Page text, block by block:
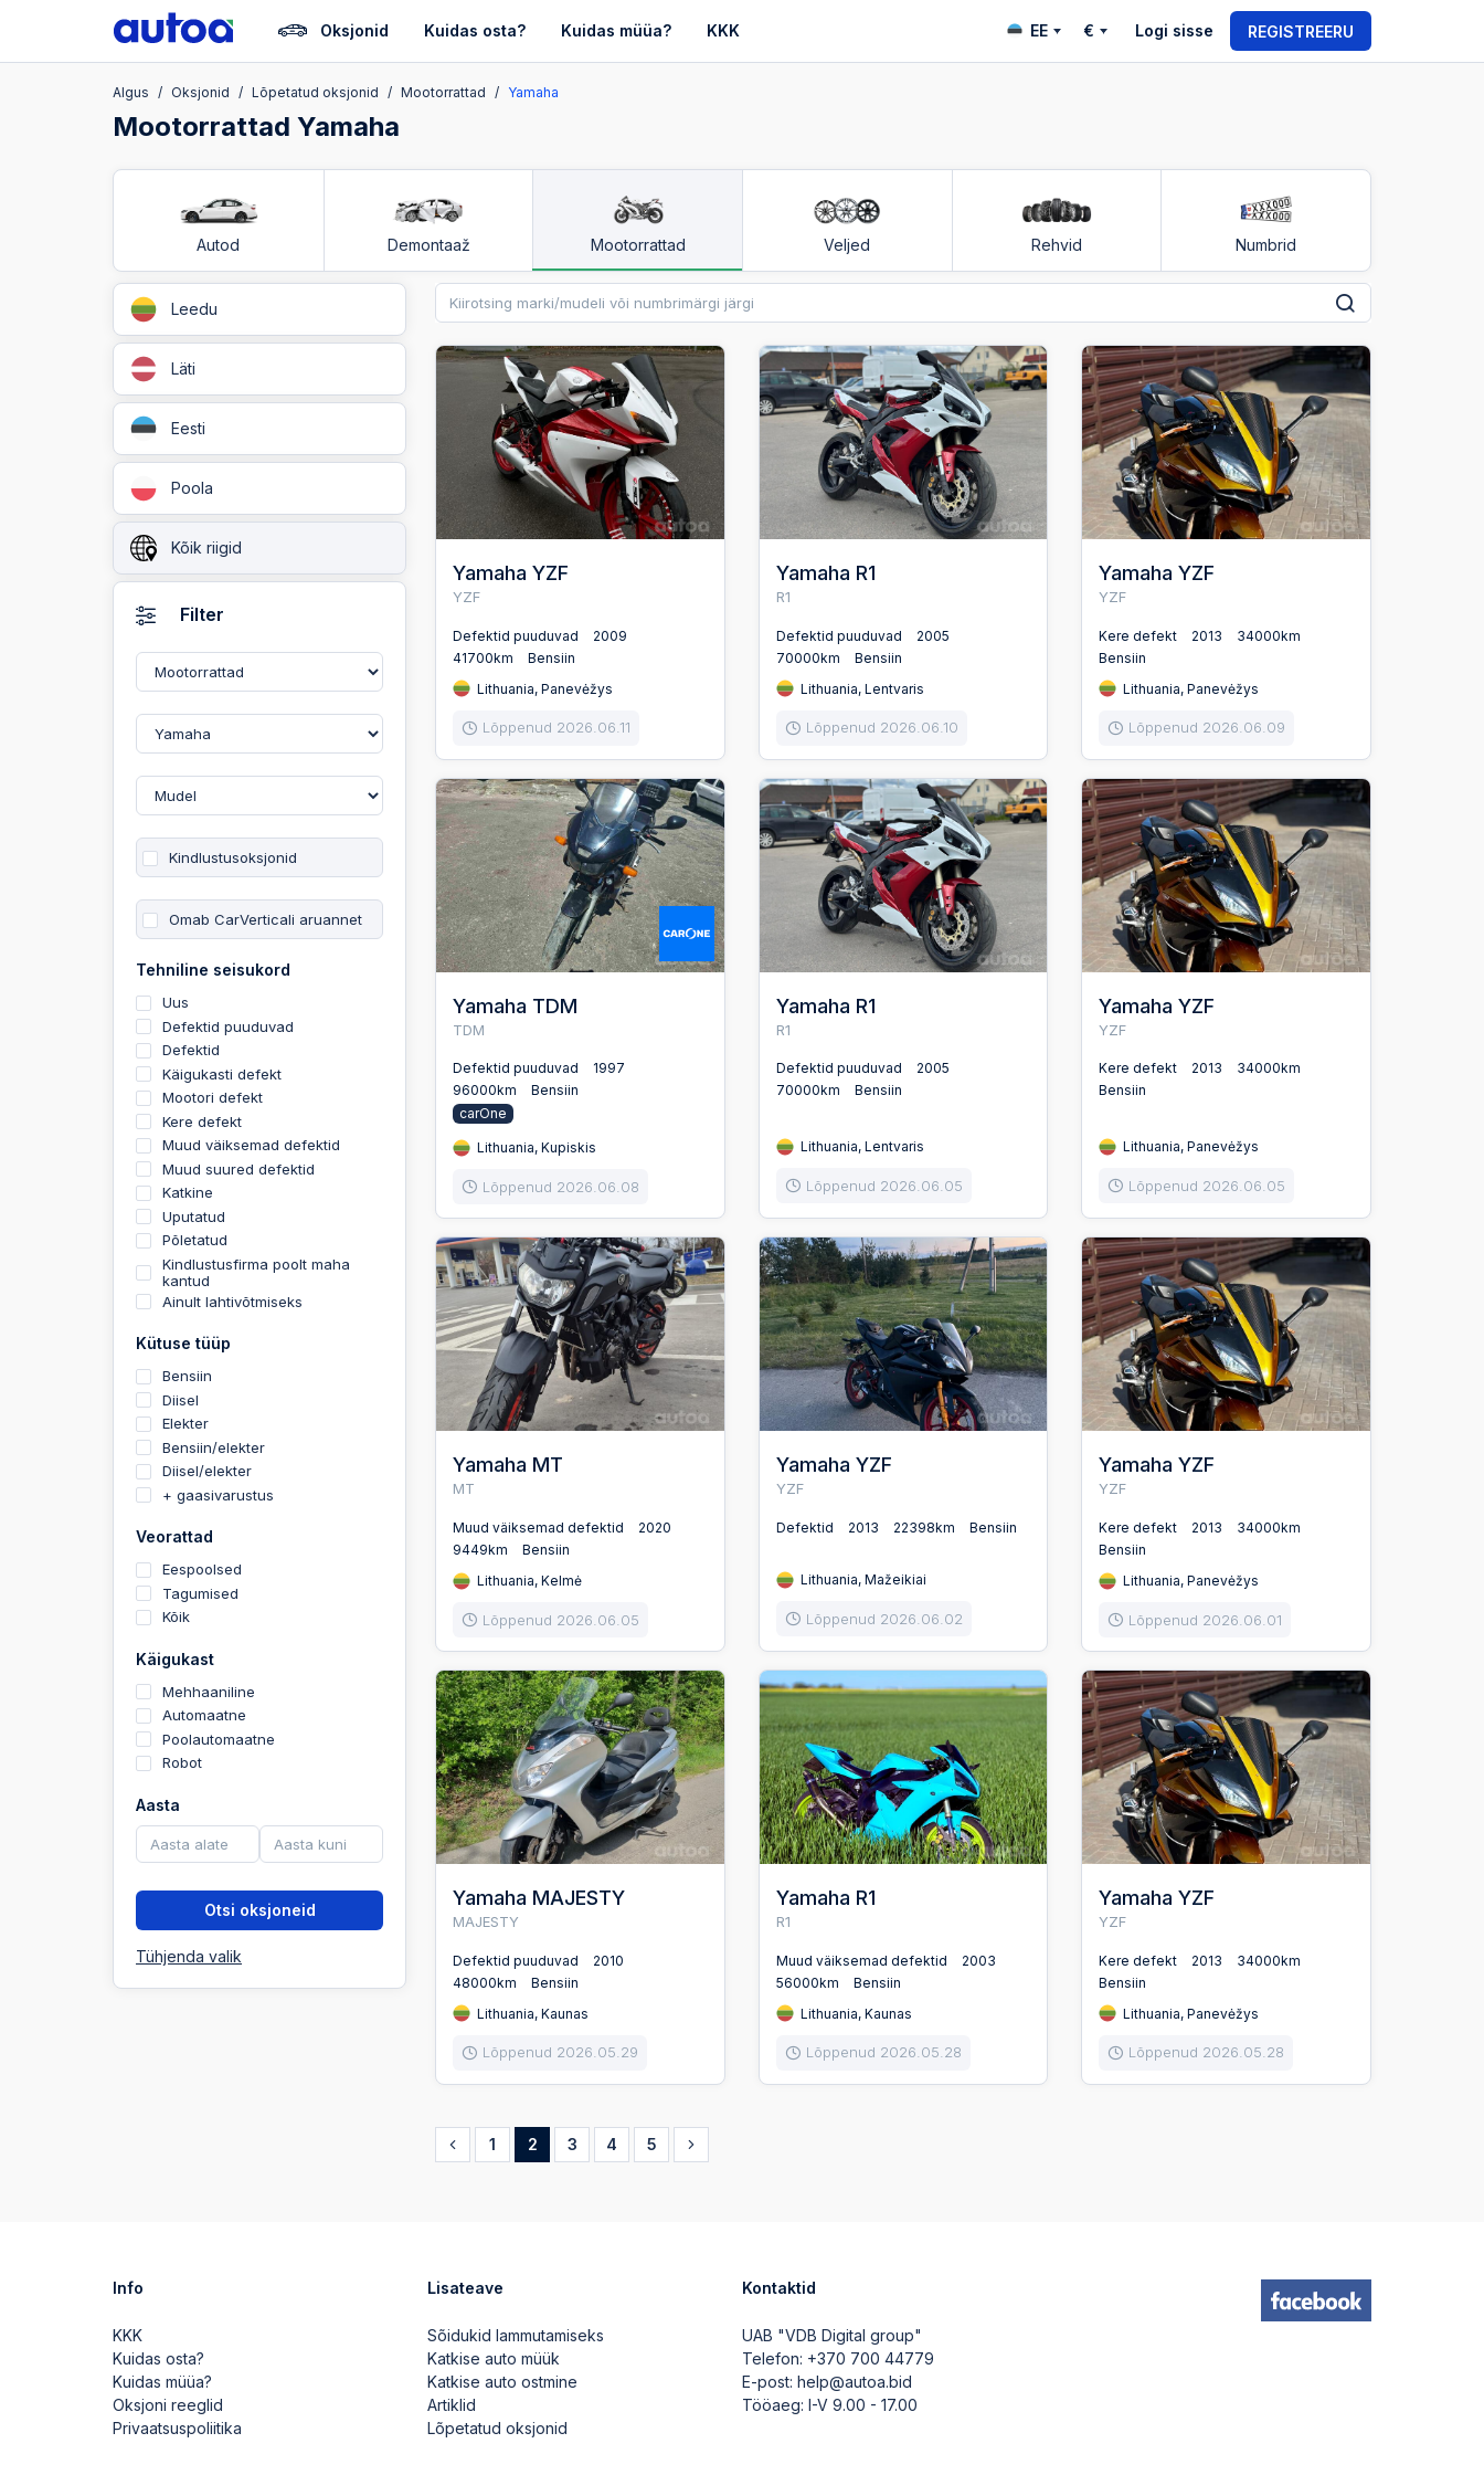
Oksjonid Kuidas osta? Kuidas müüa? KKK EE € Logi sisse REGISTREERU
Algus Oksjonid Lõpetatud oksjonid Mootorrattad Yamaha
Mootorrattad Yamaha
Autod Demontaaž Mootorrattad Veljed Rehvid Numbrid
Leedu
Läti
Eesti
Poola
Kõik riigid
Filter
Kindlustusoksjonid
Omab CarVerticali aruannet
Tehniline seisukord
Uus
Defektid puuduvad
Defektid
Käigukasti defekt
Mootori defekt
Kere defekt
Muud väiksemad defektid
Muud suured defektid
Katkine
Uputatud
Põletatud
Kindlustusfirma poolt maha
kantud
Ainult lahtivõtmiseks
Kütuse tüüp
Bensiin
Diisel
Elekter
Bensiin/elekter
Diisel/elekter
+ gaasivarustus
Veorattad
Eespoolsed
Tagumised
Kõik
Käigukast
Mehhaaniline
Automaatne
Poolautomaatne
Robot
Aasta
Otsi oksjoneid
Tühjenda valik
Yamaha YZF
YZF
Defektid puuduvad
2009
41700km
Bensiin
Lithuania, Panevėžys
Lõppenud 2026.06.11
Yamaha R1
R1
Defektid puuduvad
2005
70000km
Bensiin
Lithuania, Lentvaris
Lõppenud 2026.06.10
Yamaha YZF
YZF
Kere defekt 2013
34000km
Bensiin
Lithuania, Panevėžys
Lõppenud 2026.06.09
Yamaha TDM
TDM
Defektid puuduvad
1997
96000km
Bensiin
carOne
Lithuania, Kupiskis
Lõppenud 2026.06.08
Yamaha R1
R1
Defektid puuduvad
2005
70000km
Bensiin
Lithuania, Lentvaris
Lõppenud 2026.06.05
Yamaha YZF
YZF
Kere defekt 2013
34000km
Bensiin
Lithuania, Panevėžys
Lõppenud 2026.06.05
Yamaha MT
MT
Muud väiksemad defektid
2020
9449km
Bensiin
Lithuania, Kelmė
Lõppenud 2026.06.05
Yamaha YZF
YZF
Defektid 2013 22398km Bensiin
Lithuania, Mažeikiai
Lõppenud 2026.06.02
Yamaha YZF
YZF
Kere defekt 2013
34000km
Bensiin
Lithuania, Panevėžys
Lõppenud 2026.06.01
Yamaha MAJESTY
MAJESTY
Defektid puuduvad
2010
48000km
Bensiin
Lithuania, Kaunas
Lõppenud 2026.05.29
Yamaha R1
R1
Muud väiksemad defektid
2003
56000km
Bensiin
Lithuania, Kaunas
Lõppenud 2026.05.28
Yamaha YZF
YZF
Kere defekt 2013
34000km
Bensiin
Lithuania, Panevėžys
Lõppenud 2026.05.28
1 2 3 4 5
Info
KKK
Kuidas osta?
Kuidas müüa?
Oksjoni reeglid
Privaatsuspoliitika
Lisateave
Sõidukid lammutamiseks
Katkise auto müük
Katkise auto ostmine
Artiklid
Lõpetatud oksjonid
Kontaktid
UAB "VDB Digital group"
Telefon: +370 700 44779
E-post: help@autoa.bid
Tööaeg: I-V 9.00 - 17.00